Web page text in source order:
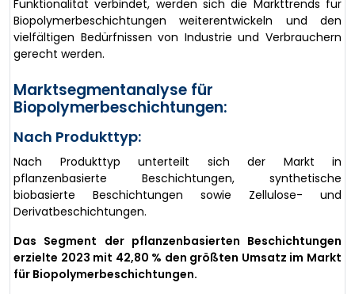
Funktionalität verbindet, werden sich die Markttrends für
Biopolymerbeschichtungen weiterentwickeln und den
vielfältigen Bedürfnissen von Industrie und Verbrauchern
gerecht werden.
Marktsegmentanalyse für
Biopolymerbeschichtungen:
Nach Produkttyp:
Nach Produkttyp unterteilt sich der Markt in
pflanzenbasierte Beschichtungen, synthetische
biobasierte Beschichtungen sowie Zellulose- und
Derivatbeschichtungen.
Das Segment der pflanzenbasierten Beschichtungen
erzielte 2023 mit 42,80 % den größten Umsatz im Markt
für Biopolymerbeschichtungen.